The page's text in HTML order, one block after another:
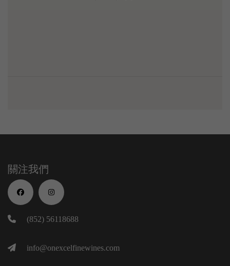
關注我們
(852) 56118688
info@onexcelfinewines.com